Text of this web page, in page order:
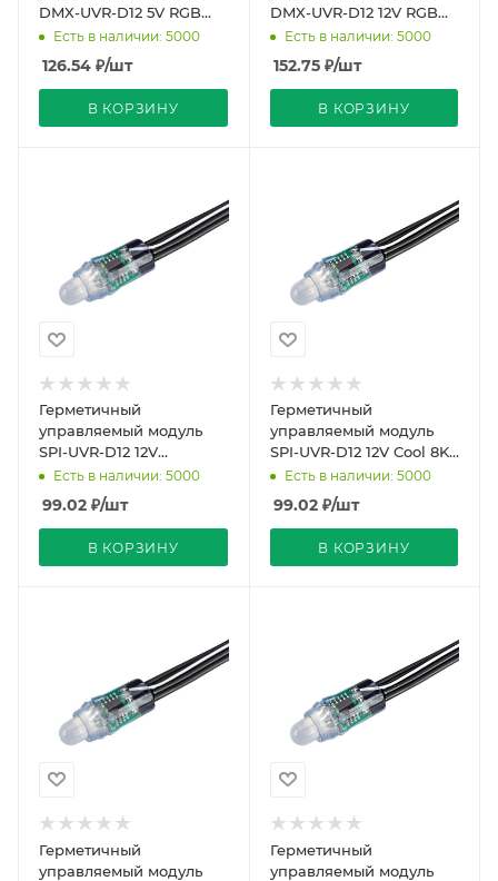
DMX-UVR-D12 5V RGB
(0.3W, IP67, 90deg)
(Arlight, Пластик, 5 лет)
Есть в наличии: 5000
126.54 ₽/шт
В КОРЗИНУ
DMX-UVR-D12 12V RGB
(0.3W, IP67, 90deg)
(Arlight, Пластик, 5 лет)
Есть в наличии: 5000
152.75₽/шт
В КОРЗИНУ
Герметичный
управляемый модуль
SPI-UVR-D12 12V
White6000-BPT (0.3W,
IP67, 90 deg) (Arlight,
Пластик,
Есть в наличии: 5000
99.02 ₽/шт
В КОРЗИНУ
Герметичный
управляемый модуль
SPI-UVR-D12 12V Cool 8K-
BPT (0.3W, IP67, 90 deg)
(Arlight, Пластик, 5
Есть в наличии: 5000
99.02₽/шт
В КОРЗИНУ
Герметичный
управляемый модуль
Герметичный
управляемый модуль